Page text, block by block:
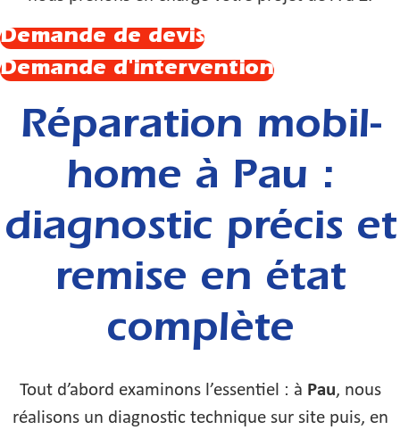
Demande de devis
Demande d'intervention
Réparation mobil-
home à Pau :
diagnostic précis et
remise en état
complète
Tout d’abord examinons l’essentiel : à Pau, nous
réalisons un diagnostic technique sur site puis, en